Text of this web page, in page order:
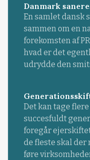
Danmark
En samlet dansk
sammen om en
forekomsten af
hvad er det
udrydde den
Det kan tage
succesfuldt
foregår
de fleste skal
føre